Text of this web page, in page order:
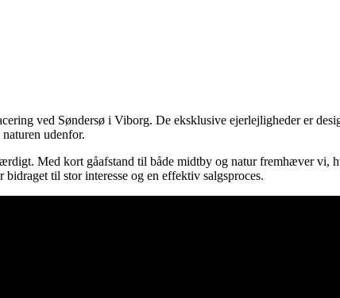
ved Søndersø i Viborg. De eksklusive ejerlejligheder er
udenfor.
Med kort gåafstand til både midtby og natur fremhæver vi,
til stor interesse og en effektiv salgsproces.